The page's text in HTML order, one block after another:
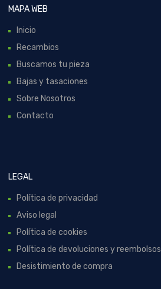
MAPA WEB
Inicio
Recambios
Buscamos tu pieza
Bajas y tasaciones
Sobre Nosotros
Contacto
LEGAL
Política de privacidad
Aviso legal
Política de cookies
Política de devoluciones y reembolsos
Desistimiento de compra